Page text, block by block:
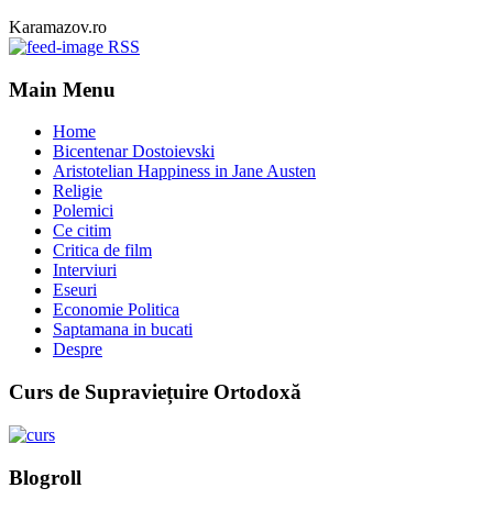
Karamazov.ro
RSS
Main Menu
Home
Bicentenar Dostoievski
Aristotelian Happiness in Jane Austen
Religie
Polemici
Ce citim
Critica de film
Interviuri
Eseuri
Economie Politica
Saptamana in bucati
Despre
Curs de Supraviețuire Ortodoxă
Blogroll